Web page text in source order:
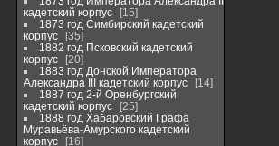
кадетский корпус
15
1873 год Симбирский кадетский
корпус
35
1882 год Псковский кадетский
корпус
20
1883 год Донской Императора
Александра III кадетский корпус
14
1887 год 2-й Оренбургский
кадетский корпус
25
1888 год Хабаровский Графа
Муравьёва-Амурского кадетский
корпус
16